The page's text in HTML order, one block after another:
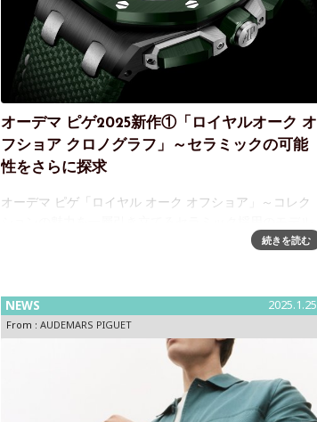
オーデマ ピゲ2025新作①「ロイヤルオーク オ
フショア クロノグラフ」～セラミックの可能
性をさらに探求
オーデマ ピゲ「ロイヤル オーク オフショア」～コレク
オーデマ ピゲは、150 年にわたり伝統的な技術と最新の
続きを読む
NEWS 2025.1.25
From : AUDEMARS PIGUET